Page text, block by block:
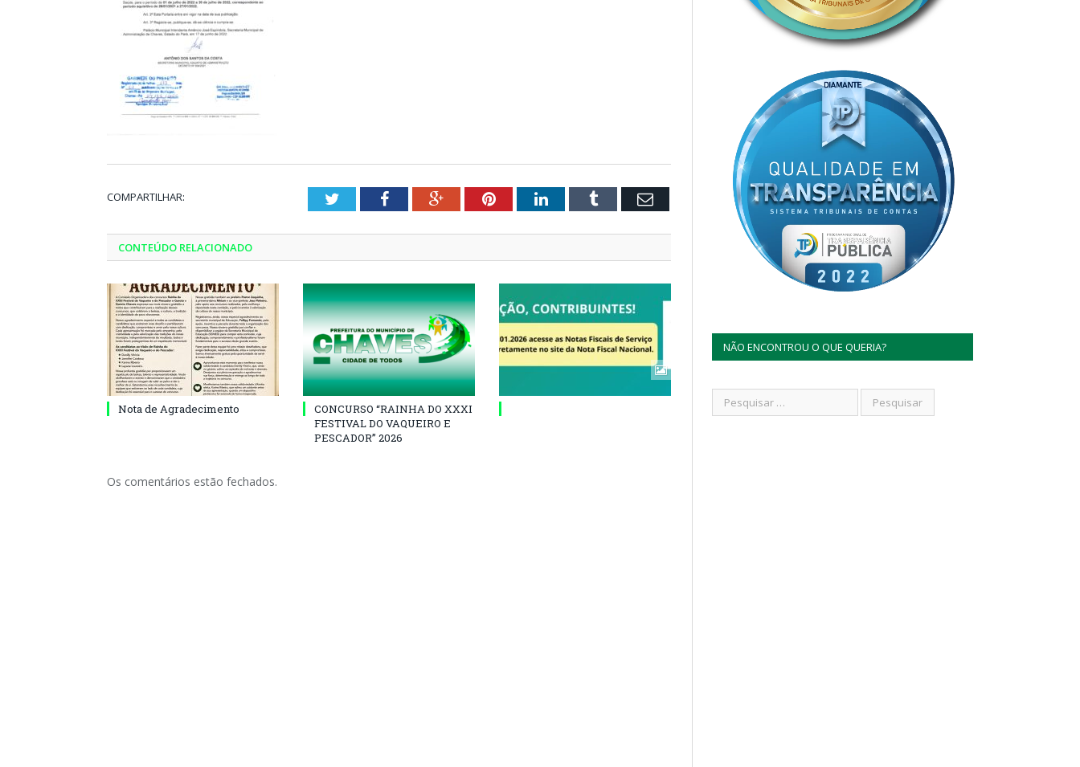
COMPARTILHAR: TwitterFacebookGoogle+PinterestLinkedInTumblr Email
CONTEÚDO RELACIONADO
Nota de Agradecimento
CONCURSO “RAINHA DO XXXI
FESTIVAL DO VAQUEIRO E
PESCADOR” 2026
Os comentários estão fechados.
NÃO ENCONTROU O QUE QUERIA?